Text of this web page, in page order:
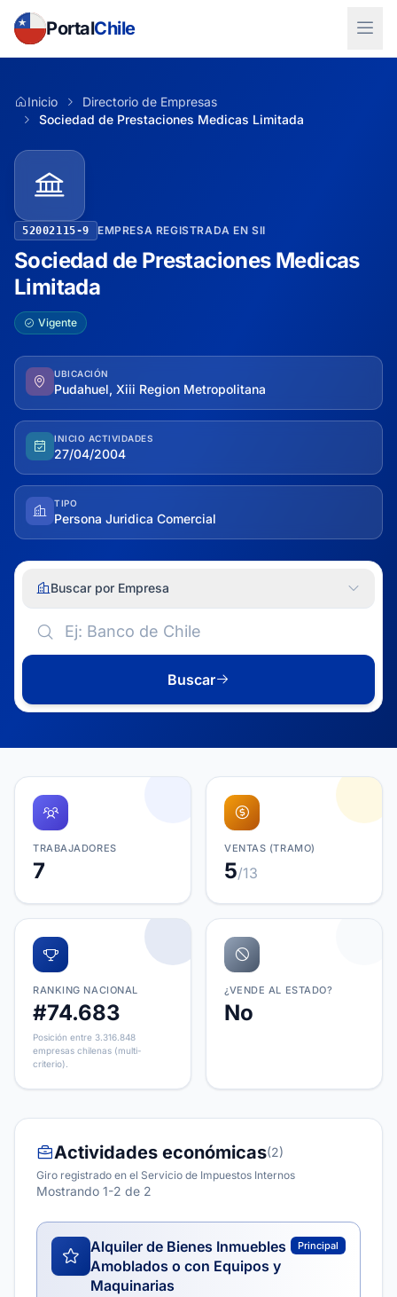
PortalChile
Inicio
Directorio de Empresas
Sociedad de Prestaciones Medicas Limitada
52002115-9 EMPRESA REGISTRADA EN SII
Sociedad de Prestaciones Medicas
Limitada
Vigente
UBICACIÓN
Pudahuel, Xiii Region Metropolitana
INICIO ACTIVIDADES
27/04/2004
TIPO
Persona Juridica Comercial
Buscar por Empresa
Buscar
TRABAJADORES
7
VENTAS (TRAMO)
5/13
RANKING NACIONAL
#74.683
Posición entre 3.316.848
empresas chilenas (multi-
criterio).
¿VENDE AL ESTADO?
No
Actividades económicas(2)
Giro registrado en el Servicio de Impuestos Internos
Mostrando 1-2 de 2
Alquiler de Bienes Inmuebles
Amoblados o con Equipos y
Maquinarias
Principal